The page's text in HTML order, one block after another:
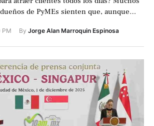
de PyMEs sienten que, aunque
PM By Jorge Alan Marroquin Espinosa